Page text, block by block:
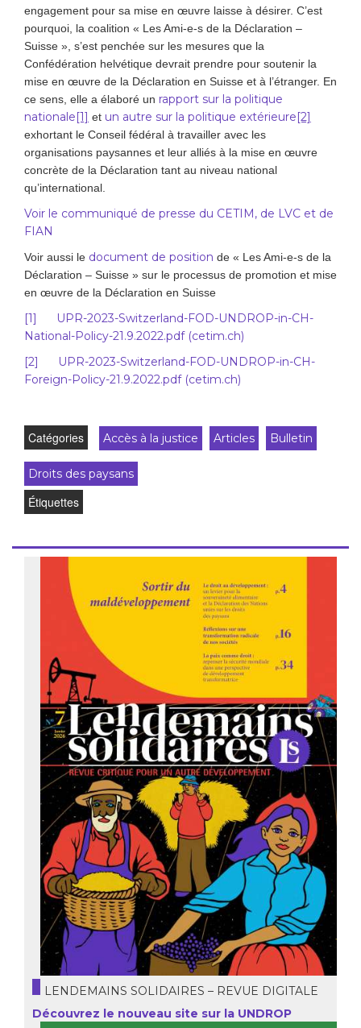
engagement pour sa mise en œuvre laisse à désirer. C’est
pourquoi, la coalition « Les Ami-e-s de la Déclaration –
Suisse », s’est penchée sur les mesures que la
Confédération helvétique devrait prendre pour soutenir la
mise en œuvre de la Déclaration en Suisse et à l’étranger. En
ce sens, elle a élaboré un rapport sur la politique
nationale[1] et un autre sur la politique extérieure[2]
exhortant le Conseil fédéral à travailler avec les
organisations paysannes et leur alliés à la mise en œuvre
concrète de la Déclaration tant au niveau national
qu’international.
Voir le communiqué de presse du CETIM, de LVC et de
FIAN
Voir aussi le document de position de « Les Ami-e-s de la
Déclaration – Suisse » sur le processus de promotion et mise
en œuvre de la Déclaration en Suisse
[1]
UPR-2023-Switzerland-FOD-UNDROP-in-CH-
National-Policy-21.9.2022.pdf (cetim.ch)
[2]
UPR-2023-Switzerland-FOD-UNDROP-in-CH-
Foreign-Policy-21.9.2022.pdf (cetim.ch)
Catégories Accès à la justice Articles Bulletin
Droits des paysans
Étiquettes
LENDEMAINS SOLIDAIRES – REVUE DIGITALE
Découvrez le nouveau site sur la UNDROP